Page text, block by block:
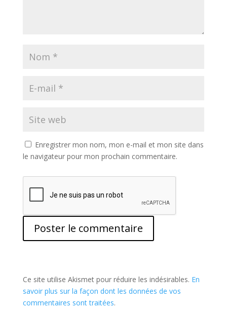
Enregistrer mon nom, mon e-mail et mon site dans
le navigateur pour mon prochain commentaire.
Ce site utilise Akismet pour réduire les indésirables. En
savoir plus sur la façon dont les données de vos
commentaires sont traitées.